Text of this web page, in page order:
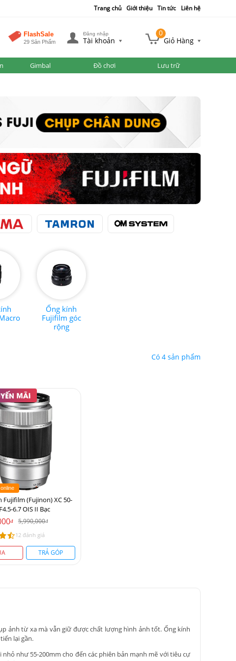
Trang chủ Giới thiệu Tin tức Liên hệ
FlashSale
29 Sản Phẩm
Đăng nhập
Tài khoản
0
Giỏ Hàng
Gimbal Đồ chơi Lưu trữ
Ống kính
Fujifilm góc
rộng
Có 4 sản phẩm
Fujifilm (Fujinon) XC 50-
6.7 OIS II Bạc
đ 5,990,000đ
12 đánh giá
TRẢ GÓP
ảnh từ xa mà vẫn giữ được chất lượng hình ảnh tốt. Ống kính
lại gần.
như 55-200mm cho đến các phiên bản mạnh mẽ với tiêu cự